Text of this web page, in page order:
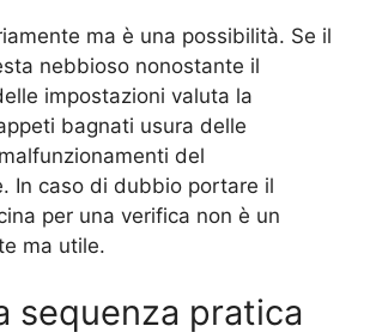
ma è una possibilità. Se il
nebbioso nonostante il
impostazioni valuta la
bagnati usura delle
del
In caso di dubbio portare il
per una verifica non è un
ma utile.
sequenza pratica